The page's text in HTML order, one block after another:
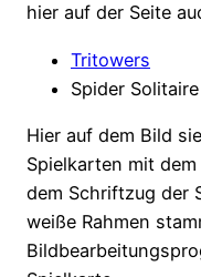
hier auf der Seite
Tritowers
Spider Solitaire
Hier auf dem Bild
Spielkarten mit
dem Schriftzug der
weiße Rahmen